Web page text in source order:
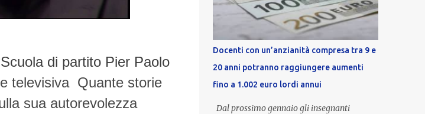
di partito Pier Paolo
televisiva Quante storie
sua autorevolezza
Docenti con un’anzianità compresa tra 9 e
20 anni potranno raggiungere aumenti
fino a 1.002 euro lordi annui
Dal prossimo gennaio gli insegnanti